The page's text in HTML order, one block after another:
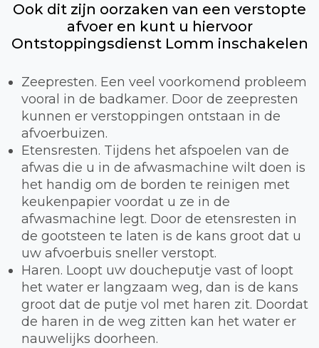
Ook dit zijn oorzaken van een verstopte
afvoer en kunt u hiervoor
Ontstoppingsdienst Lomm inschakelen
Zeepresten. Een veel voorkomend probleem
vooral in de badkamer. Door de zeepresten
kunnen er verstoppingen ontstaan in de
afvoerbuizen.
Etensresten. Tijdens het afspoelen van de
afwas die u in de afwasmachine wilt doen is
het handig om de borden te reinigen met
keukenpapier voordat u ze in de
afwasmachine legt. Door de etensresten in
de gootsteen te laten is de kans groot dat u
uw afvoerbuis sneller verstopt.
Haren. Loopt uw doucheputje vast of loopt
het water er langzaam weg, dan is de kans
groot dat de putje vol met haren zit. Doordat
de haren in de weg zitten kan het water er
nauwelijks doorheen.